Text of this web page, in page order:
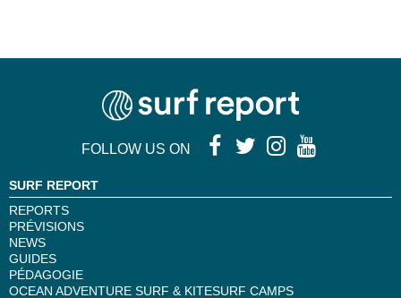
FOLLOW US ON
SURF REPORT
REPORTS
PRÉVISIONS
NEWS
GUIDES
PÉDAGOGIE
OCEAN ADVENTURE SURF & KITESURF CAMPS